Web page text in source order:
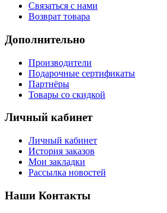
Связаться с нами
Возврат товара
Дополнительно
Производители
Подарочные сертификаты
Партнёры
Товары со скидкой
Личный кабинет
Личный кабинет
История заказов
Мои закладки
Рассылка новостей
Наши Контакты